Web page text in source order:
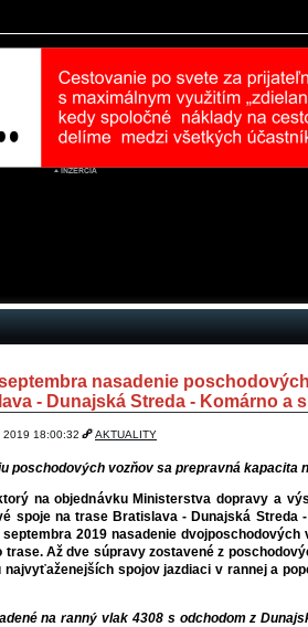
nasadenie
- Dunajská Streda - Komárno a
2019 18:00:32 AKTUALITY
poschodových vozňov sa prepravná kapacita
na objednávku Ministerstva dopravy a
spoje na trase Bratislava - Dunajská Streda
2019 nasadenie dvojposchodových
Až dve súpravy zostavené z
spojov jazdiaci v rannej a
na ranný vlak 4308 s odchodom z